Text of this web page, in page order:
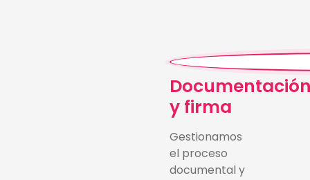
y firma
Gestionamos
el proceso
documental y